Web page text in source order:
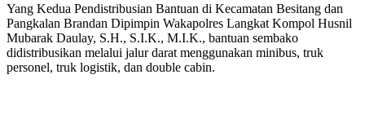
Yang Kedua Pendistribusian Bantuan di Kecamatan Besitang dan
Pangkalan Brandan Dipimpin Wakapolres Langkat Kompol Husnil
Mubarak Daulay, S.H., S.I.K., M.I.K., bantuan sembako
didistribusikan melalui jalur darat menggunakan minibus, truk
personel, truk logistik, dan double cabin.